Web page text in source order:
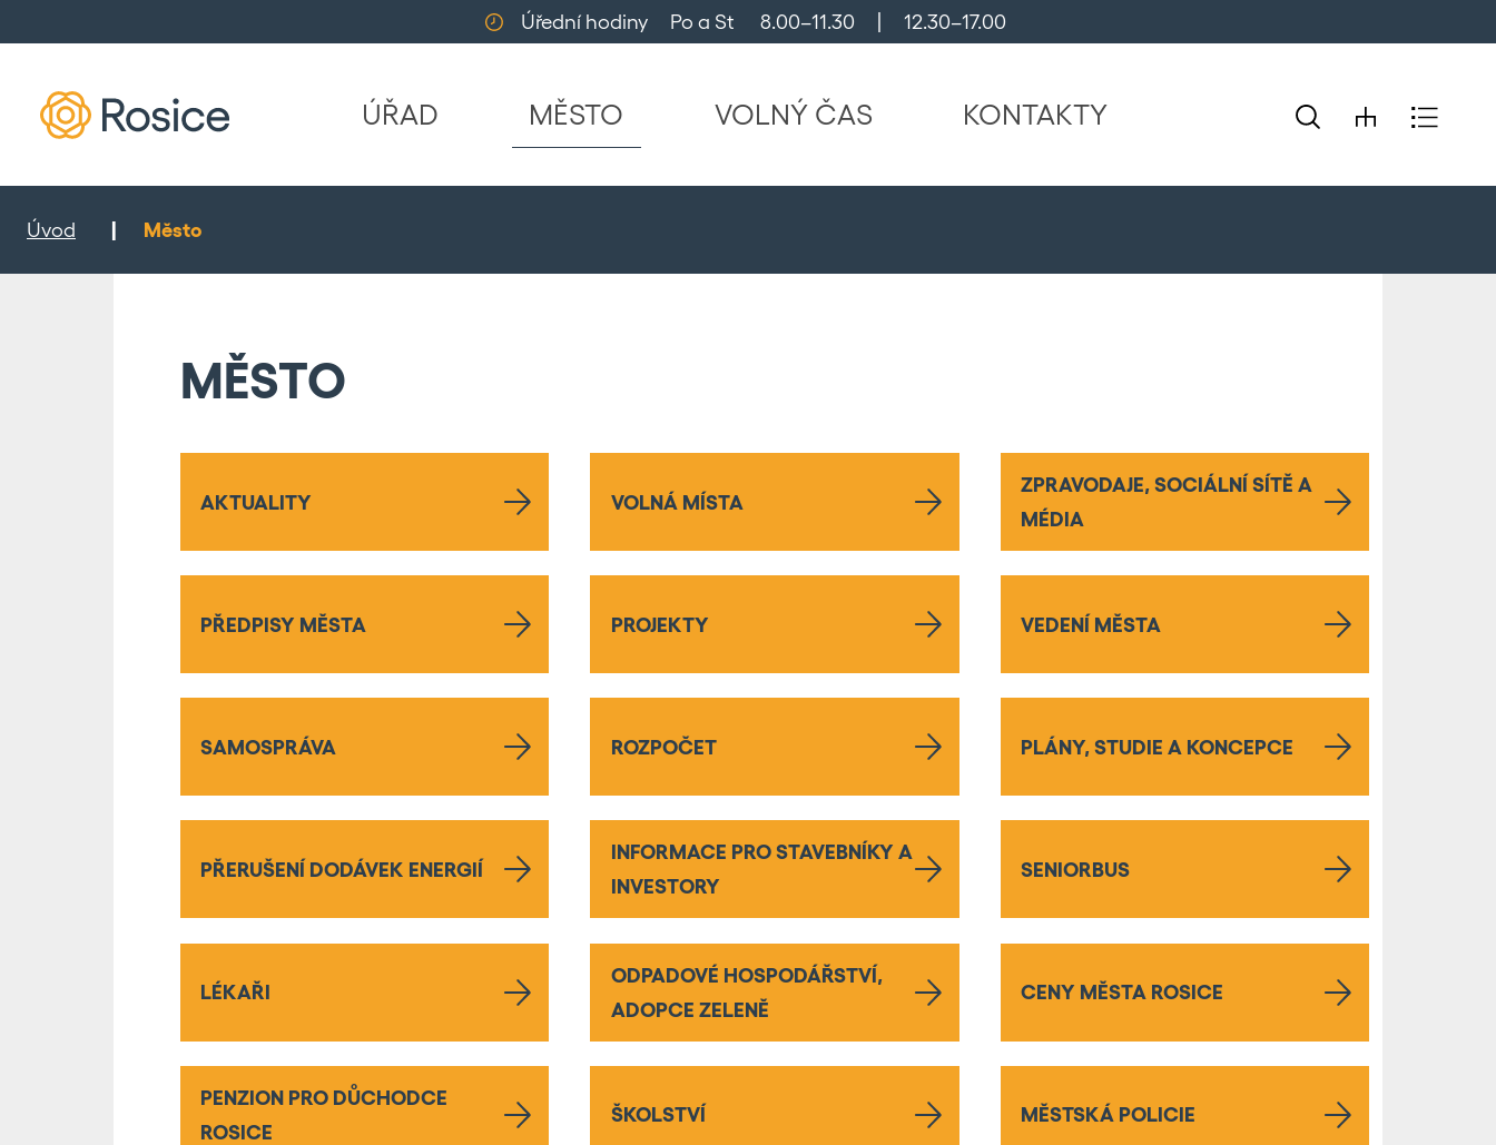
Úřední hodiny     Po a St      8.00–11.30     |     12.30–17.00
ÚŘAD MĚSTO VOLNÝ ČAS KONTAKTY
Úvod Město
MĚSTO
AKTUALITY VOLNÁ MÍSTA
ZPRAVODAJE, SOCIÁLNÍ SÍTĚ A
MÉDIA
PŘEDPISY MĚSTA PROJEKTY VEDENÍ MĚSTA
SAMOSPRÁVA ROZPOČET PLÁNY, STUDIE A KONCEPCE
PŘERUŠENÍ DODÁVEK ENERGIÍ
INFORMACE PRO STAVEBNÍKY A
INVESTORY
SENIORBUS
LÉKAŘI
ODPADOVÉ HOSPODÁŘSTVÍ,
ADOPCE ZELENĚ
CENY MĚSTA ROSICE
PENZION PRO DŮCHODCE
ROSICE
ŠKOLSTVÍ MĚSTSKÁ POLICIE